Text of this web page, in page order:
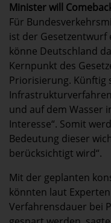
Minister will
Für
ist der Gesetzentwurf
könne Deutschland
Kernpunkt des
Priorisierung. Künftig
und auf dem Wasser
Interesse“. Somit
Bedeutung dieser
berücksichtigt wird“.
Mit der geplanten
könnten laut
Verfahrensdauer bei